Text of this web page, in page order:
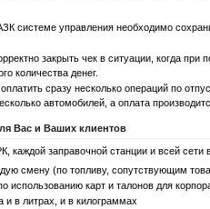
системе управления необходимо
закрыть чек в ситуации, когда при
количества денег.
сразу несколько операций по
автомобилей, а оплата
Вас и Ваших клиентов
заправочной станции и всей сети
смену (по топливу, сопутствующим
использованию карт и талонов для
и в литрах, и в килограммах